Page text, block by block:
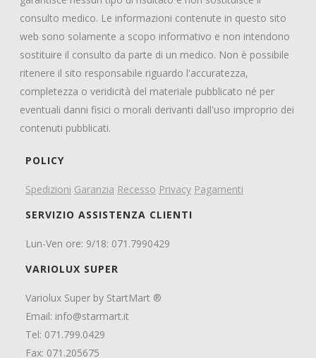
consulto medico. Le informazioni contenute in questo sito
web sono solamente a scopo informativo e non intendono
sostituire il consulto da parte di un medico. Non è possibile
ritenere il sito responsabile riguardo l'accuratezza,
completezza o veridicità del materiale pubblicato né per
eventuali danni fisici o morali derivanti dall'uso improprio dei
contenuti pubblicati.
POLICY
Spedizioni Garanzia Recesso Privacy Pagamenti
SERVIZIO ASSISTENZA CLIENTI
Lun-Ven ore: 9/18: 071.7990429
VARIOLUX SUPER
Variolux Super by StartMart ®
Email: info@starmart.it
Tel: 071.799.0429
Fax: 071.205675